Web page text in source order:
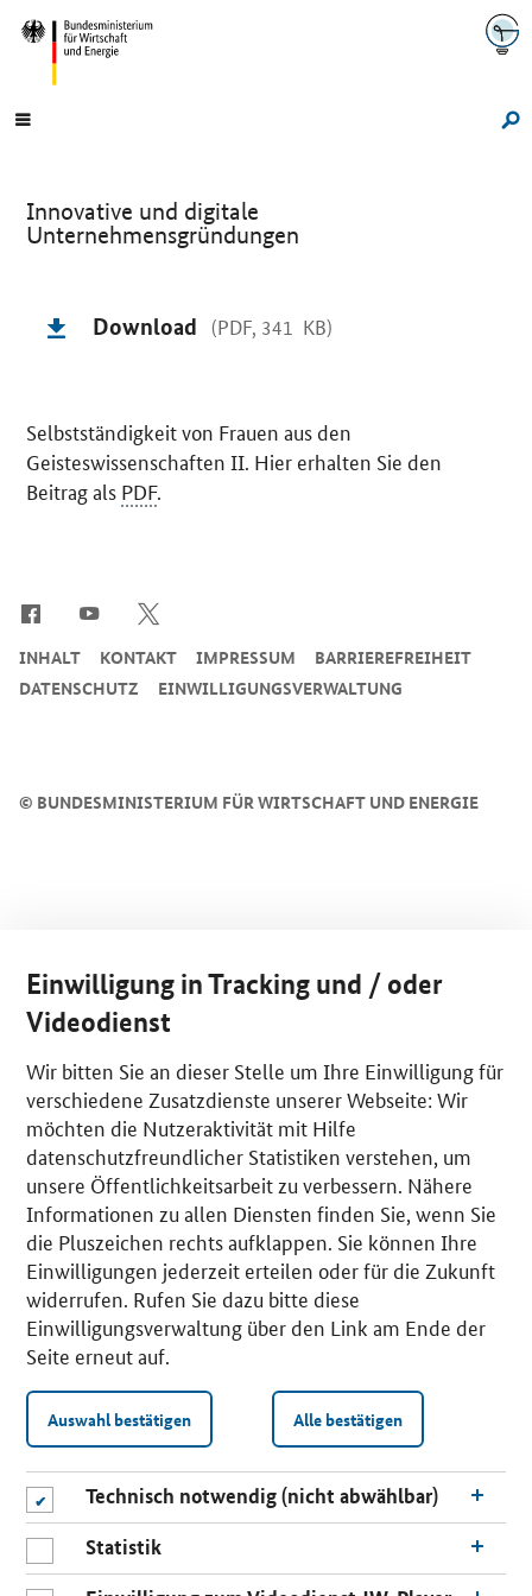
Navigation
Hauptmenü
Innovative und digitale
Unternehmensgründungen
Download (PDF, 341 KB)
Selbstständigkeit von Frauen aus den
Geisteswissenschaften II. Hier erhalten Sie den
Beitrag als PDF.
© BUNDESMINISTERIUM FÜR WIRTSCHAFT UND ENERGIE
INHALT KONTAKT IMPRESSUM
BARRIEREFREIHEIT
DATENSCHUTZ
EINWILLIGUNGSVERWALTUNG
Einwilligung in Tracking und / oder
Videodienst
Wir bitten Sie an dieser Stelle um Ihre Einwilligung für
verschiedene Zusatzdienste unserer Webseite: Wir
möchten die Nutzeraktivität mit Hilfe
datenschutzfreundlicher Statistiken verstehen, um
unsere Öffentlichkeitsarbeit zu verbessern. Nähere
Informationen zu allen Diensten finden Sie, wenn Sie
die Pluszeichen rechts aufklappen. Sie können Ihre
Einwilligungen jederzeit erteilen oder für die Zukunft
widerrufen. Rufen Sie dazu bitte diese
Einwilligungsverwaltung über den Link am Ende der
Seite erneut auf.
Auswahl bestätigen Alle bestätigen
Technisch notwendig (nicht abwählbar)
Statistik